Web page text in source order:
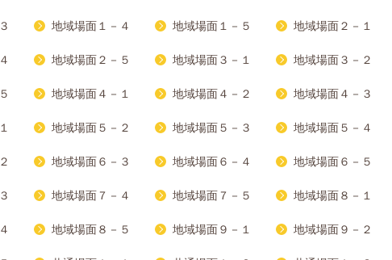
地域場面１－４ 地域場面１－５ 地域場面２－１
地域場面２－５ 地域場面３－１ 地域場面３－２
地域場面４－１ 地域場面４－２ 地域場面４－３
地域場面５－２ 地域場面５－３ 地域場面５－４
地域場面６－３ 地域場面６－４ 地域場面６－５
地域場面７－４ 地域場面７－５ 地域場面８－１
地域場面８－５ 地域場面９－１ 地域場面９－２